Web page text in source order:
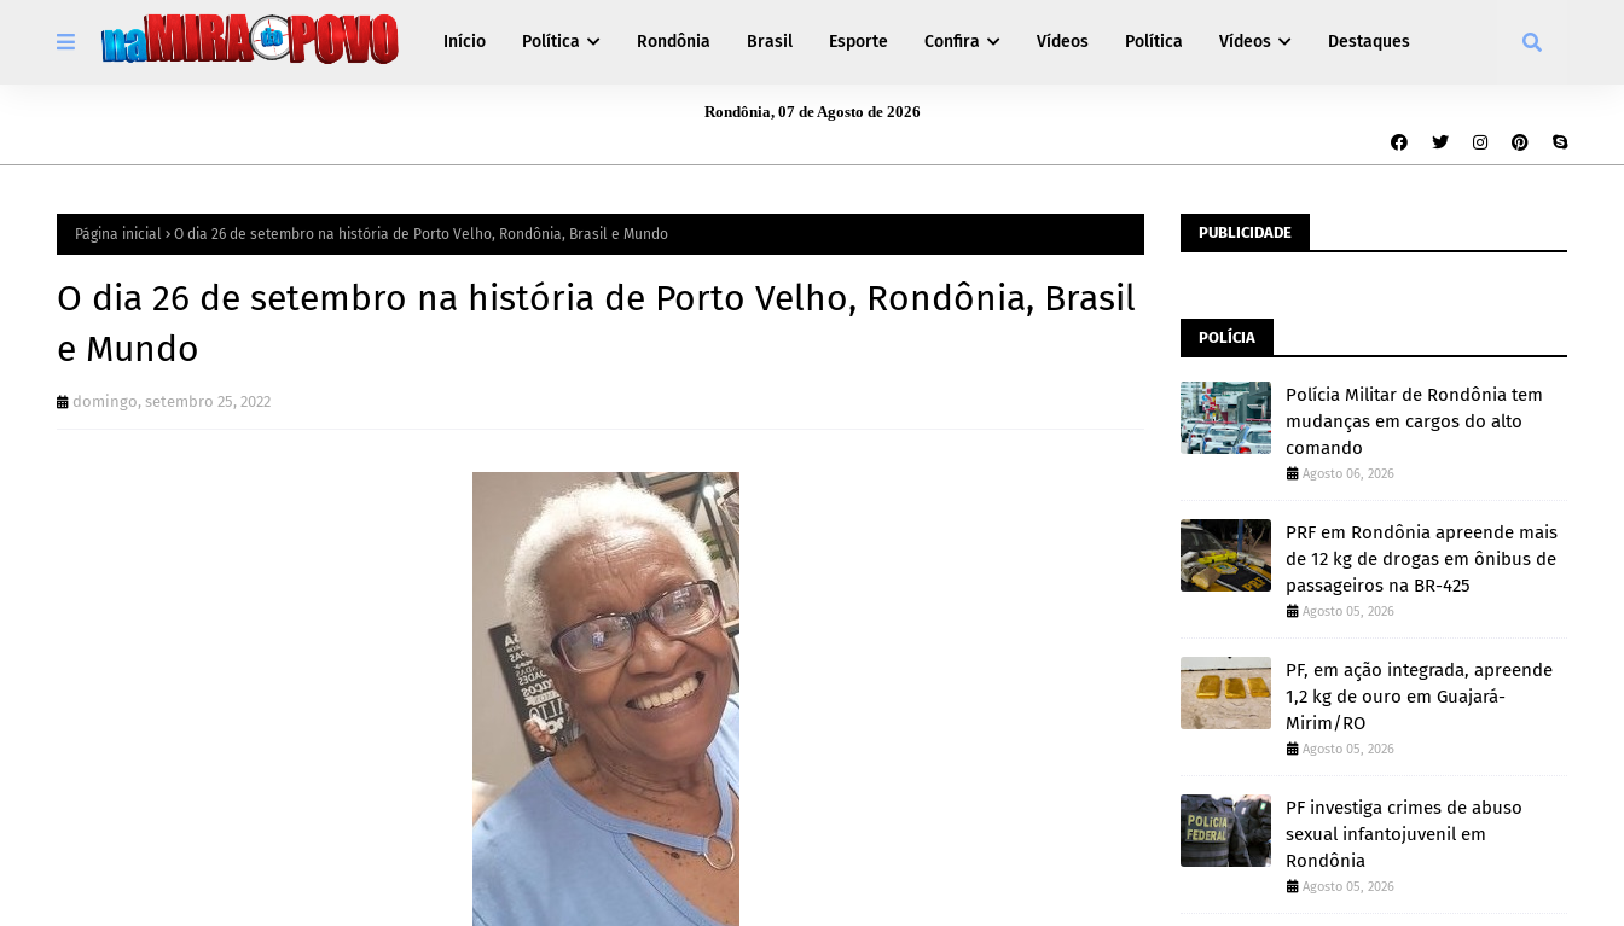
Início Política Rondônia Brasil Esporte Confira Vídeos Política Vídeos Destaques
Rondônia, 07 de Agosto de 2026
Página inicial O dia 26 de setembro na história de Porto Velho, Rondônia, Brasil e Mundo
O dia 26 de setembro na história de Porto Velho, Rondônia, Brasil
e Mundo
domingo, setembro 25, 2022
PUBLICIDADE
POLÍCIA
Polícia Militar de Rondônia tem
mudanças em cargos do alto
comando
Agosto 06, 2026
PRF em Rondônia apreende mais
de 12 kg de drogas em ônibus de
passageiros na BR-425
Agosto 05, 2026
PF, em ação integrada, apreende
1,2 kg de ouro em Guajará-
Mirim/RO
Agosto 05, 2026
PF investiga crimes de abuso
sexual infantojuvenil em
Rondônia
Agosto 05, 2026